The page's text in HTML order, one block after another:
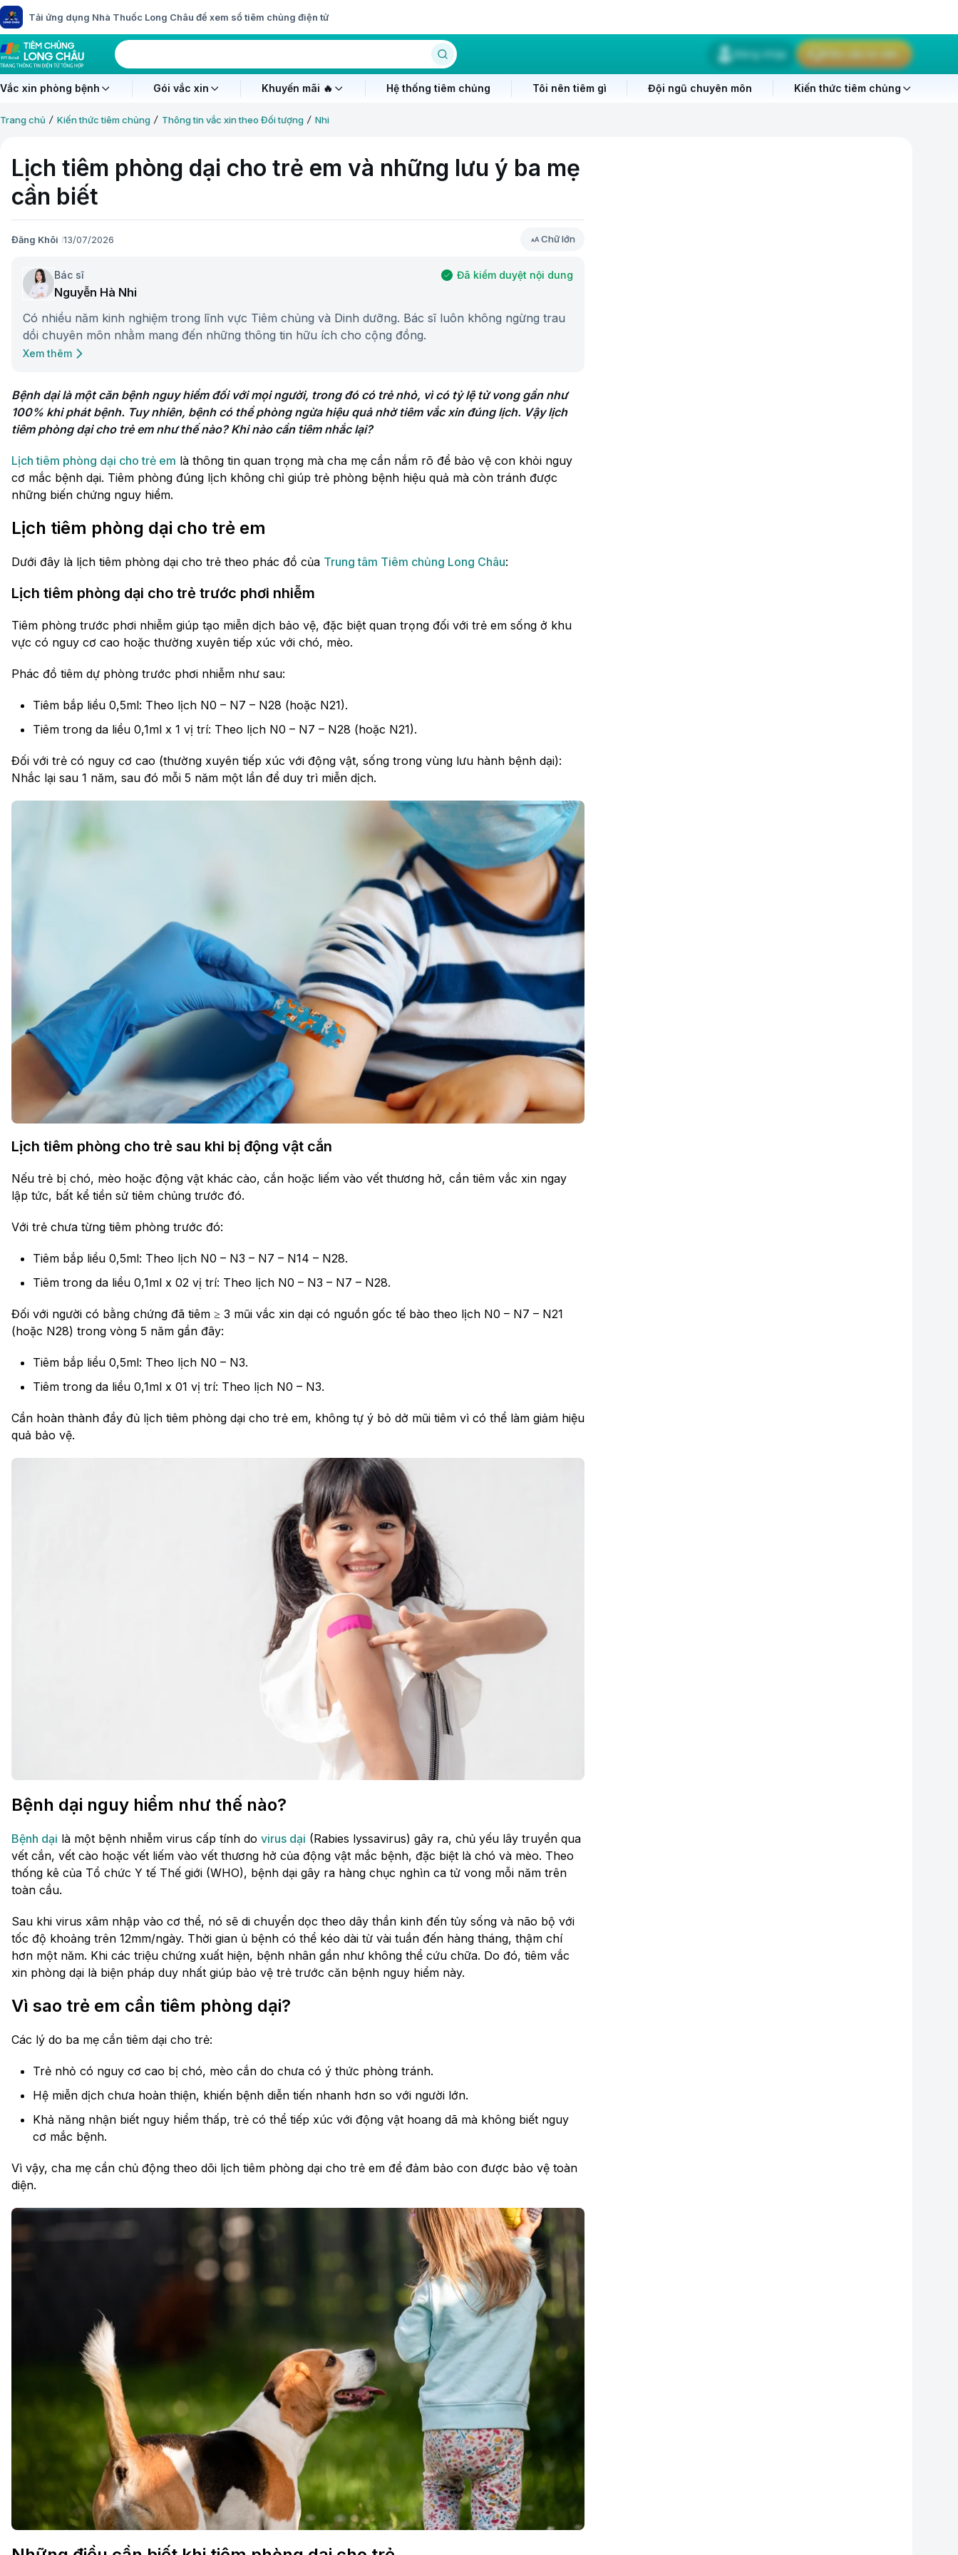
Tải ứng dụng Nhà Thuốc Long Châu để xem sổ tiêm chủng điện tử
Đăng nhập Yêu cầu tư vấn
Vắc xin phòng bệnh Gói vắc xin Khuyến mãi 🔥 Hệ thống tiêm chủng Tôi nên tiêm gì Đội ngũ chuyên môn Kiến thức tiêm chủng
Trang chủ Kiến thức tiêm chủng Thông tin vắc xin theo Đối tượng Nhi
Lịch tiêm phòng dại cho trẻ em và những lưu ý ba mẹ
cần biết
Đăng Khôi 13/07/2026 Chữ lớn
Bác sĩ
Nguyễn Hà Nhi
Đã kiểm duyệt nội dung
Có nhiều năm kinh nghiệm trong lĩnh vực Tiêm chủng và Dinh dưỡng. Bác sĩ luôn không ngừng trau
dồi chuyên môn nhằm mang đến những thông tin hữu ích cho cộng đồng.
Xem thêm
Bệnh dại là một căn bệnh nguy hiểm đối với mọi người, trong đó có trẻ nhỏ, vì có tỷ lệ tử vong gần như
100% khi phát bệnh. Tuy nhiên, bệnh có thể phòng ngừa hiệu quả nhờ tiêm vắc xin đúng lịch. Vậy lịch
tiêm phòng dại cho trẻ em như thế nào? Khi nào cần tiêm nhắc lại?
Lịch tiêm phòng dại cho trẻ em là thông tin quan trọng mà cha mẹ cần nắm rõ để bảo vệ con khỏi nguy
cơ mắc bệnh dại. Tiêm phòng đúng lịch không chỉ giúp trẻ phòng bệnh hiệu quả mà còn tránh được
những biến chứng nguy hiểm.
Lịch tiêm phòng dại cho trẻ em
Dưới đây là lịch tiêm phòng dại cho trẻ theo phác đồ của Trung tâm Tiêm chủng Long Châu:
Lịch tiêm phòng dại cho trẻ trước phơi nhiễm
Tiêm phòng trước phơi nhiễm giúp tạo miễn dịch bảo vệ, đặc biệt quan trọng đối với trẻ em sống ở khu
vực có nguy cơ cao hoặc thường xuyên tiếp xúc với chó, mèo.
Phác đồ tiêm dự phòng trước phơi nhiễm như sau:
Tiêm bắp liều 0,5ml: Theo lịch N0 – N7 – N28 (hoặc N21).
Tiêm trong da liều 0,1ml x 1 vị trí: Theo lịch N0 – N7 – N28 (hoặc N21).
Đối với trẻ có nguy cơ cao (thường xuyên tiếp xúc với động vật, sống trong vùng lưu hành bệnh dại):
Nhắc lại sau 1 năm, sau đó mỗi 5 năm một lần để duy trì miễn dịch.
Lịch tiêm phòng cho trẻ sau khi bị động vật cắn
Nếu trẻ bị chó, mèo hoặc động vật khác cào, cắn hoặc liếm vào vết thương hở, cần tiêm vắc xin ngay
lập tức, bất kể tiền sử tiêm chủng trước đó.
Với trẻ chưa từng tiêm phòng trước đó:
Tiêm bắp liều 0,5ml: Theo lịch N0 – N3 – N7 – N14 – N28.
Tiêm trong da liều 0,1ml x 02 vị trí: Theo lịch N0 – N3 – N7 – N28.
Đối với người có bằng chứng đã tiêm ≥ 3 mũi vắc xin dại có nguồn gốc tế bào theo lịch N0 – N7 – N21
(hoặc N28) trong vòng 5 năm gần đây:
Tiêm bắp liều 0,5ml: Theo lịch N0 – N3.
Tiêm trong da liều 0,1ml x 01 vị trí: Theo lịch N0 – N3.
Cần hoàn thành đầy đủ lịch tiêm phòng dại cho trẻ em, không tự ý bỏ dở mũi tiêm vì có thể làm giảm hiệu
quả bảo vệ.
Bệnh dại nguy hiểm như thế nào?
Bệnh dại là một bệnh nhiễm virus cấp tính do virus dại (Rabies lyssavirus) gây ra, chủ yếu lây truyền qua
vết cắn, vết cào hoặc vết liếm vào vết thương hở của động vật mắc bệnh, đặc biệt là chó và mèo. Theo
thống kê của Tổ chức Y tế Thế giới (WHO), bệnh dại gây ra hàng chục nghìn ca tử vong mỗi năm trên
toàn cầu.
Sau khi virus xâm nhập vào cơ thể, nó sẽ di chuyển dọc theo dây thần kinh đến tủy sống và não bộ với
tốc độ khoảng trên 12mm/ngày. Thời gian ủ bệnh có thể kéo dài từ vài tuần đến hàng tháng, thậm chí
hơn một năm. Khi các triệu chứng xuất hiện, bệnh nhân gần như không thể cứu chữa. Do đó, tiêm vắc
xin phòng dại là biện pháp duy nhất giúp bảo vệ trẻ trước căn bệnh nguy hiểm này.
Vì sao trẻ em cần tiêm phòng dại?
Các lý do ba mẹ cần tiêm dại cho trẻ:
Trẻ nhỏ có nguy cơ cao bị chó, mèo cắn do chưa có ý thức phòng tránh.
Hệ miễn dịch chưa hoàn thiện, khiến bệnh diễn tiến nhanh hơn so với người lớn.
Khả năng nhận biết nguy hiểm thấp, trẻ có thể tiếp xúc với động vật hoang dã mà không biết nguy
cơ mắc bệnh.
Vì vậy, cha mẹ cần chủ động theo dõi lịch tiêm phòng dại cho trẻ em để đảm bảo con được bảo vệ toàn
diện.